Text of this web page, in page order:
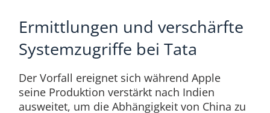
Ermittlungen und verschärfte
Systemzugriffe bei Tata
Der Vorfall ereignet sich während Apple
seine Produktion verstärkt nach Indien
ausweitet, um die Abhängigkeit von China zu